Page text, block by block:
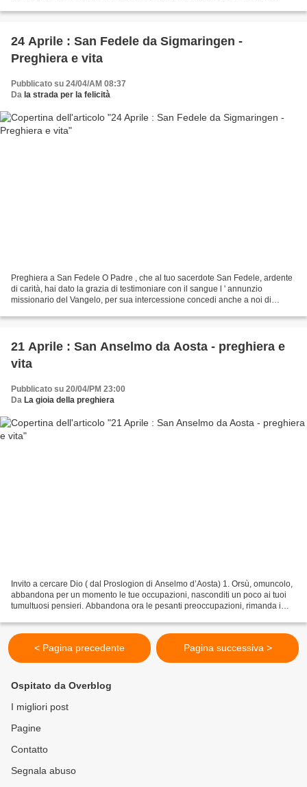
24 Aprile : San Fedele da Sigmaringen -
Preghiera e vita
Pubblicato su 24/04/AM 08:37
Da la strada per la felicità
Preghiera a San Fedele O Padre , che al tuo sacerdote San Fedele, ardente
di carità, hai dato la grazia di testimoniare con il sangue l ' annunzio
missionario del Vangelo, per sua intercessione concedi anche a noi di
21 Aprile : San Anselmo da Aosta - preghiera e
vita
Pubblicato su 20/04/PM 23:00
Da La gioia della preghiera
Invito a cercare Dio ( dal Proslogion di Anselmo d’Aosta) 1. Orsù, omuncolo,
abbandona per un momento le tue occupazioni, nasconditi un poco ai tuoi
tumultuosi pensieri. Abbandona ora le pesanti preoccupazioni, rimanda i
< Pagina precedente Pagina successiva >
Ospitato da Overblog
I migliori post
Pagine
Contatto
Segnala abuso